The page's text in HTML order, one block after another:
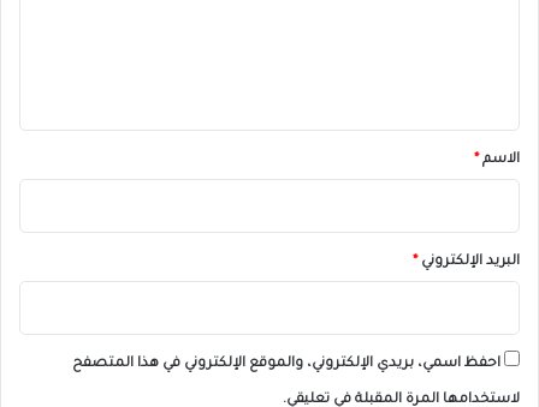
*الاسم*
البريد الإلكتروني*
احفظ اسمي، بريدي الإلكتروني، والموقع الإلكتروني في هذا المتصفح
لاستخدامها المرة المقبلة في تعليقي.